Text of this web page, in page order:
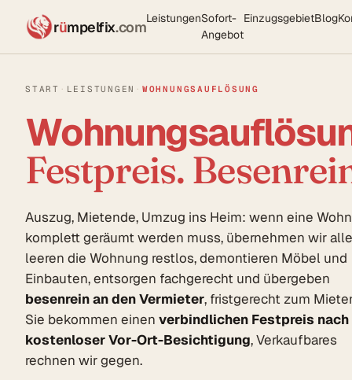
rümpelfix.comLeistungenSofort-
Angebot
EinzugsgebietBlog
START · LEISTUNGEN · WOHNUNGSAUFLÖSUNG
Festpreis.
Auszug, Mietende, Umzug ins Heim: wenn eine
komplett geräumt werden muss, übernehmen wir
leeren die Wohnung restlos, demontieren Möbel und
Einbauten, entsorgen fachgerecht und übergeben
besenrein an den Vermieter, fristgerecht zum
Sie bekommen einen verbindlichen Festpreis nach
kostenloser Vor-Ort-Besichtigung, Verkaufbares
rechnen wir gegen.